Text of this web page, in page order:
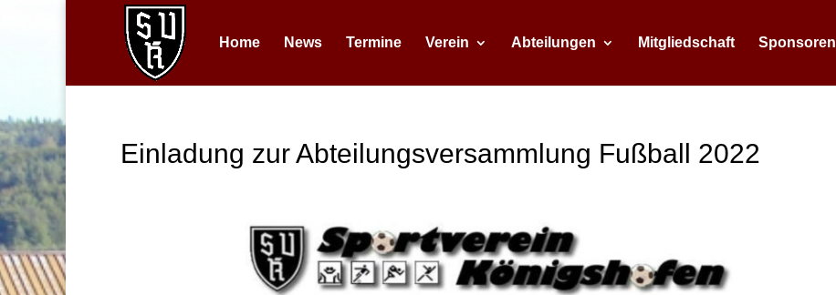
Home News Termine Verein Abteilungen Mitgliedschaft Sponsoren
Einladung zur Abteilungsversammlung Fußball 2022